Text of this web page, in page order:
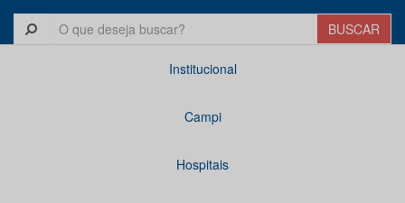
Institucional
Campi
Hospitais